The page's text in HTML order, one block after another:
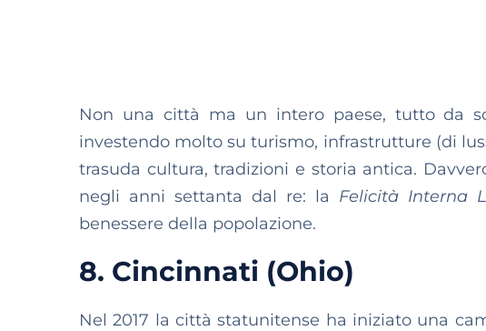
Non una città ma un intero paese, tutto da
investendo molto su turismo, infrastrutture (di
trasuda cultura, tradizioni e storia antica.
negli anni settanta dal re: la Felicità Interna
benessere della popolazione.
8. Cincinnati (Ohio)
Nel 2017 la città statunitense ha iniziato una